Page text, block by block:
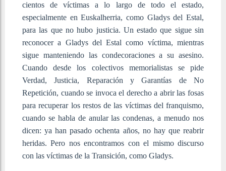
cientos de víctimas a lo largo de todo el estado,
especialmente en Euskalherria, como Gladys del Estal,
para las que no hubo justicia. Un estado que sigue sin
reconocer a Gladys del Estal como víctima, mientras
sigue manteniendo las condecoraciones a su asesino.
Cuando desde los colectivos memorialistas se pide
Verdad, Justicia, Reparación y Garantías de No
Repetición, cuando se invoca el derecho a abrir las fosas
para recuperar los restos de las víctimas del franquismo,
cuando se habla de anular las condenas, a menudo nos
dicen: ya han pasado ochenta años, no hay que reabrir
heridas. Pero nos encontramos con el mismo discurso
con las víctimas de la Transición, como Gladys.